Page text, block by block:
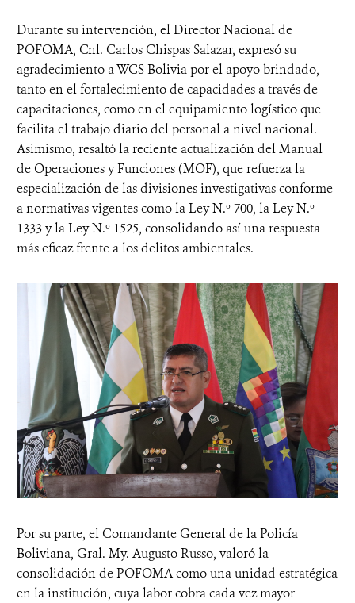
Durante su intervención, el Director Nacional de
POFOMA, Cnl. Carlos Chispas Salazar, expresó su
agradecimiento a WCS Bolivia por el apoyo brindado,
tanto en el fortalecimiento de capacidades a través de
capacitaciones, como en el equipamiento logístico que
facilita el trabajo diario del personal a nivel nacional.
Asimismo, resaltó la reciente actualización del Manual
de Operaciones y Funciones (MOF), que refuerza la
especialización de las divisiones investigativas conforme
a normativas vigentes como la Ley N.º 700, la Ley N.º
1333 y la Ley N.º 1525, consolidando así una respuesta
más eficaz frente a los delitos ambientales.
Por su parte, el Comandante General de la Policía
Boliviana, Gral. My. Augusto Russo, valoró la
consolidación de POFOMA como una unidad estratégica
en la institución, cuya labor cobra cada vez mayor